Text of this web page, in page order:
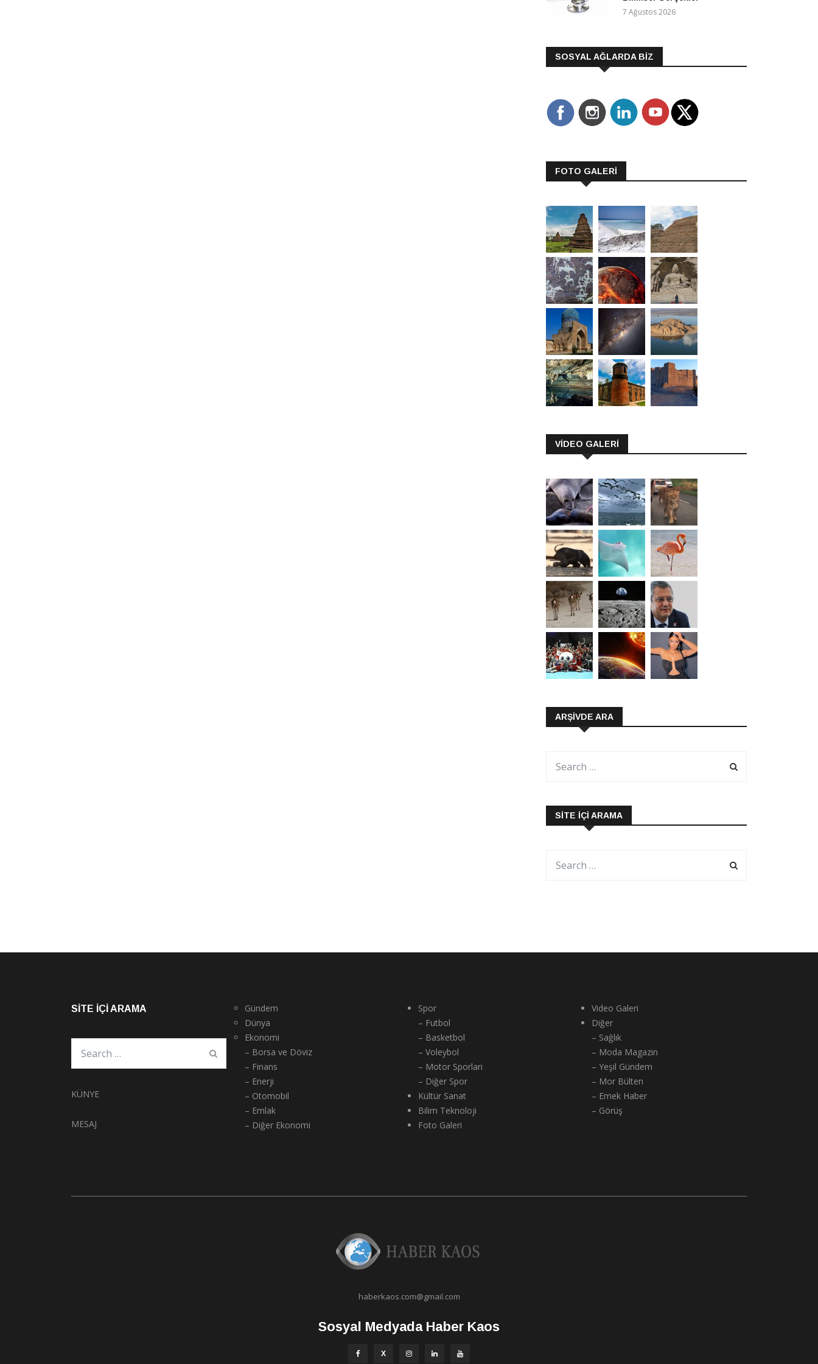
7 Ağustos 2026
SOSYAL AĞLARDA BİZ
FOTO GALERİ
VİDEO GALERİ
ARŞIVDE ARA
SITE İÇI ARAMA
SITE İÇI ARAMA
KÜNYE
MESAJ
Gündem
Dünya
Ekonomi
– Borsa ve Döviz
– Finans
– Enerji
– Otomobil
– Emlak
– Diğer Ekonomi
Spor
– Futbol
– Basketbol
– Voleybol
– Motor Sporları
– Diğer Spor
Kültür Sanat
Bilim Teknoloji
Foto Galeri
Video Galeri
Diğer
– Sağlık
– Moda Magazin
– Yeşil Gündem
– Mor Bülten
– Emek Haber
– Görüş
haberkaos.com@gmail.com
Sosyal Medyada Haber Kaos